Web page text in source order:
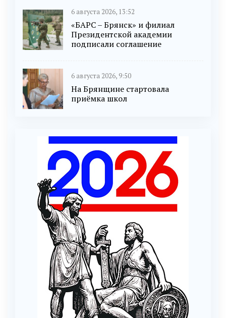
6 августа 2026, 13:52
«БАРС – Брянск» и филиал
Президентской академии
подписали соглашение
6 августа 2026, 9:50
На Брянщине стартовала
приёмка школ